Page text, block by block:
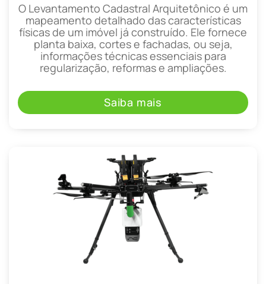
O Levantamento Cadastral Arquitetônico é um
mapeamento detalhado das características
físicas de um imóvel já construído. Ele fornece
planta baixa, cortes e fachadas, ou seja,
informações técnicas essenciais para
regularização, reformas e ampliações.
Saiba mais